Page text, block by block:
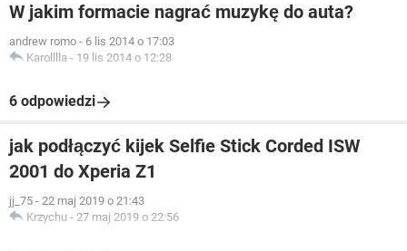
W jakim formacie nagrać muzykę do auta?
andrew romo - 6 lis 2014 o 17:03
Karolllla - 19 lis 2014 o 12:28
6 odpowiedzi
jak podłączyć kijek Selfie Stick Corded ISW
2001 do Xperia Z1
jj_75 - 22 maj 2019 o 21:43
Krzychu - 27 maj 2019 o 22:56